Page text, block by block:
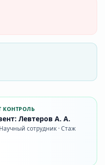
КОНТРОЛЬ
Левтеров А. А.
сотрудник · Стаж